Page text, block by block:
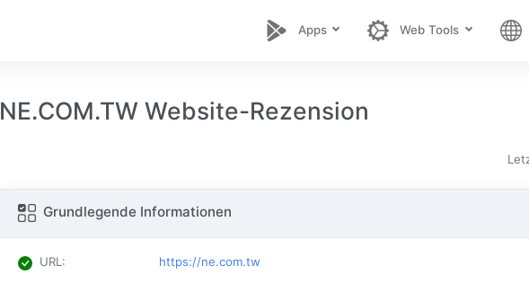
Apps Web Tools
NE.COM.TW Website-Rezension
Grundlegende Informationen
URL: https://ne.com.tw